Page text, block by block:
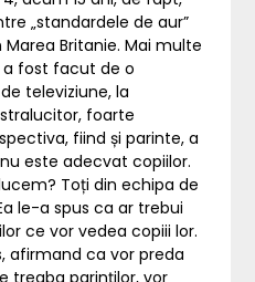
„standardele de aur”
Britanie. Mai multe
a fost facut de o
televiziune, la
foarte
fiind și parinte, a
este adecvat copiilor.
Toți din echipa de
le-a spus ca ar trebui
ce vor vedea copiii lor.
afirmand ca vor preda
treaba parinților, vor